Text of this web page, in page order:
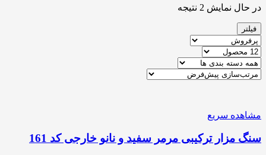
در حال نمایش 2 نتیجه
فیلتر
مشاهده سریع
سنگ مزار ترکیبی مرمر سفید و نانو خارجی کد 161